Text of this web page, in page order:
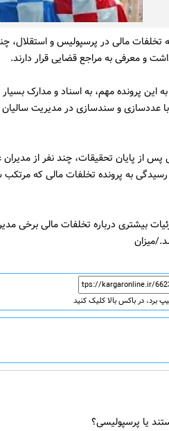
تخلفات مالی در پرسپولیس و استقلال،
و معرفی به مراجع قضایی قرار دارند.
این پرونده مهم، به اسناد و مدارک
عددسازی و سندسازی در مدیریت
پس از پایان تحقیقات، چند نفر از
رسیدگی به پرونده تخلفات مالی که
بیشتری درباره تخلفات مالی برخی
میزان
برد، در باکس بالا کلیک کنید
یا پرسپولیسی؟